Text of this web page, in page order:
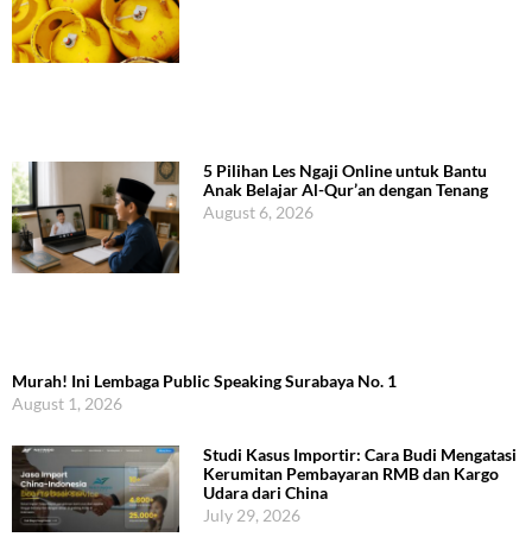
5 Pilihan Les Ngaji Online untuk Bantu
Anak Belajar Al-Qur’an dengan Tenang
August 6, 2026
Murah! Ini Lembaga Public Speaking Surabaya No. 1
August 1, 2026
Studi Kasus Importir: Cara Budi Mengatasi
Kerumitan Pembayaran RMB dan Kargo
Udara dari China
July 29, 2026